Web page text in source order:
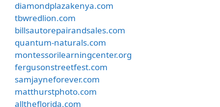
diamondplazakenya.com
tbwredlion.com
billsautorepairandsales.com
quantum-naturals.com
montessorilearningcenter.org
fergusonstreetfest.com
samjayneforever.com
matthurstphoto.com
alltheflorida.com